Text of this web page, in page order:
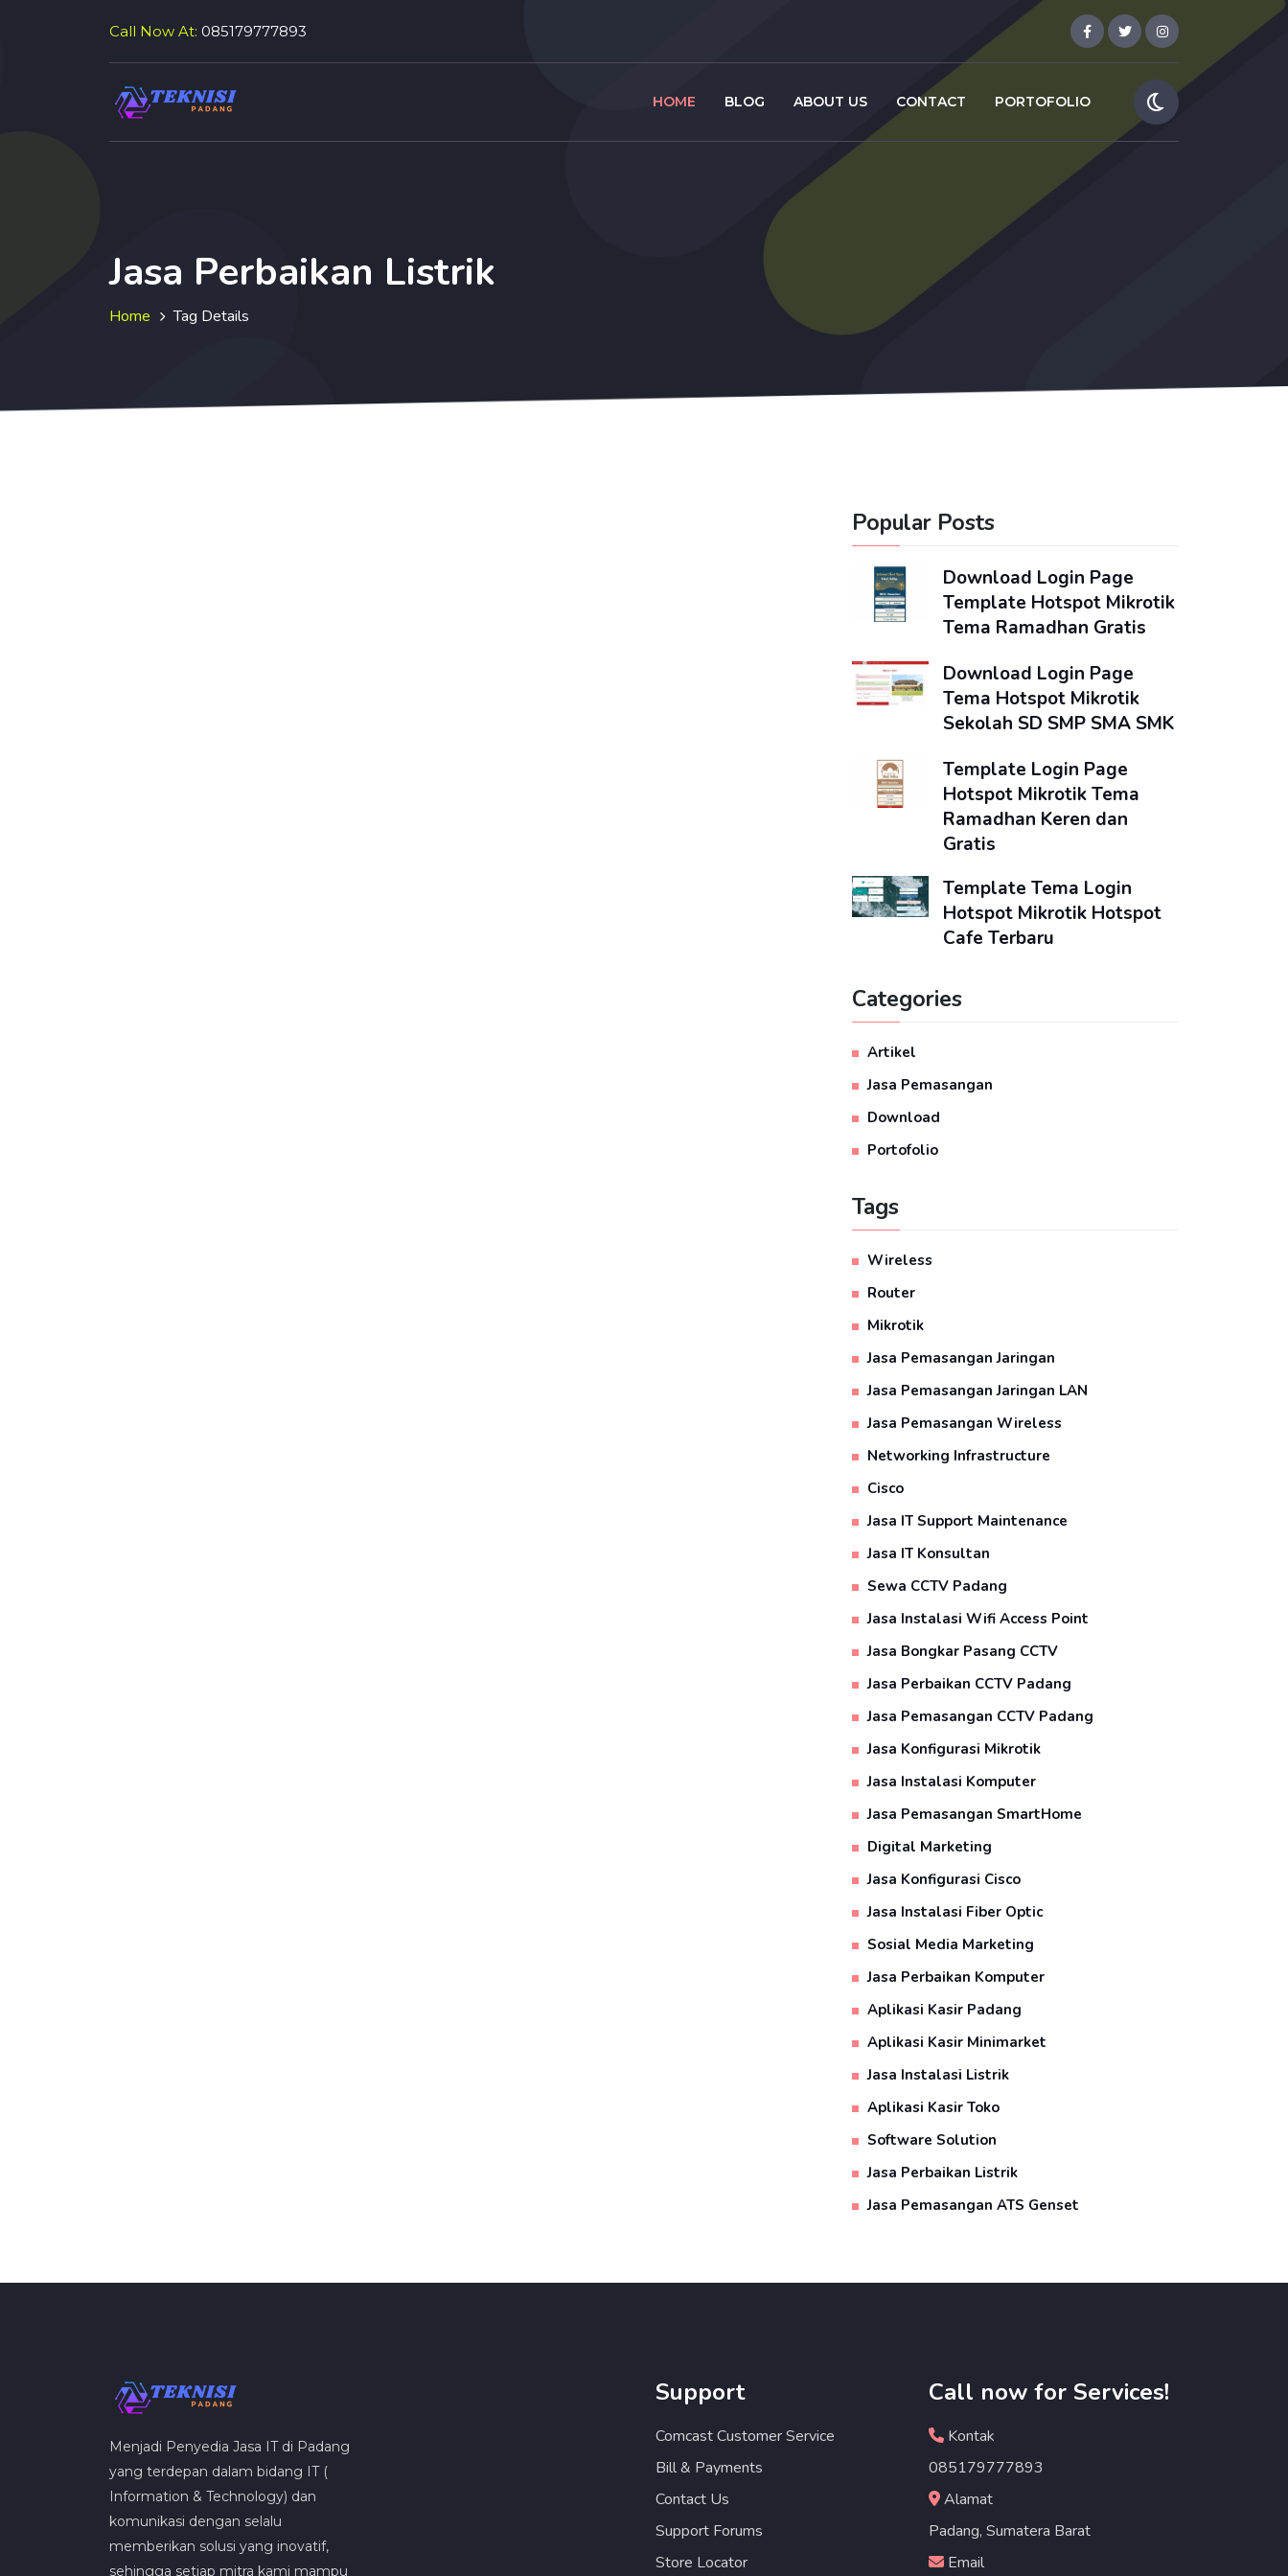
Call Now At: 085179777893
HOME BLOG ABOUT US CONTACT PORTOFOLIO
Jasa Perbaikan Listrik
Home Tag Details
Popular Posts
Download Login Page
Template Hotspot Mikrotik
Tema Ramadhan Gratis
Download Login Page
Tema Hotspot Mikrotik
Sekolah SD SMP SMA SMK
Template Login Page
Hotspot Mikrotik Tema
Ramadhan Keren dan
Gratis
Template Tema Login
Hotspot Mikrotik Hotspot
Cafe Terbaru
Categories
Artikel
Jasa Pemasangan
Download
Portofolio
Tags
Wireless
Router
Mikrotik
Jasa Pemasangan Jaringan
Jasa Pemasangan Jaringan LAN
Jasa Pemasangan Wireless
Networking Infrastructure
Cisco
Jasa IT Support Maintenance
Jasa IT Konsultan
Sewa CCTV Padang
Jasa Instalasi Wifi Access Point
Jasa Bongkar Pasang CCTV
Jasa Perbaikan CCTV Padang
Jasa Pemasangan CCTV Padang
Jasa Konfigurasi Mikrotik
Jasa Instalasi Komputer
Jasa Pemasangan SmartHome
Digital Marketing
Jasa Konfigurasi Cisco
Jasa Instalasi Fiber Optic
Sosial Media Marketing
Jasa Perbaikan Komputer
Aplikasi Kasir Padang
Aplikasi Kasir Minimarket
Jasa Instalasi Listrik
Aplikasi Kasir Toko
Software Solution
Jasa Perbaikan Listrik
Jasa Pemasangan ATS Genset
Menjadi Penyedia Jasa IT di Padang
yang terdepan dalam bidang IT (
Information & Technology) dan
komunikasi dengan selalu
memberikan solusi yang inovatif,
sehingga setiap mitra kami mampu
Support
Comcast Customer Service
Bill & Payments
Contact Us
Support Forums
Store Locator
Call now for Services!
Kontak
085179777893
Alamat
Padang, Sumatera Barat
Email